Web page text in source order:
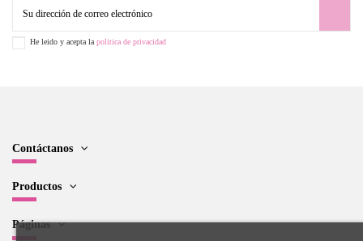
He leido y acepta la politica de privacidad
Contáctanos
Productos
Páginas